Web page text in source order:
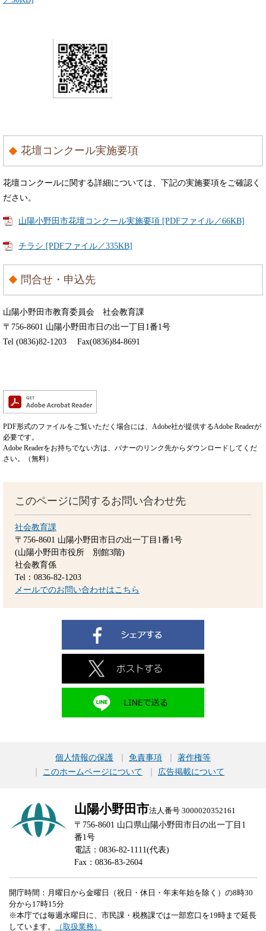
花壇コンクール実施要項
花壇コンクールに関する詳細については、下記の実施要項をご確認く
ださい。
山陽小野田市花壇コンクール実施要項 [PDFファイル／66KB]
チラシ [PDFファイル／335KB]
問合せ・申込先
山陽小野田市教育委員会 社会教育課
〒756-8601 山陽小野田市日の出一丁目1番1号
Tel (0836)82-1203 Fax(0836)84-8691
PDF形式のファイルをご覧いただく場合には、Adobe社が提供するAdobe Readerが
必要です。
Adobe Readerをお持ちでない方は、バナーのリンク先からダウンロードしてくだ
さい。（無料）
このページに関するお問い合わせ先
社会教育課
〒756-8601 山陽小野田市日の出一丁目1番1号
(山陽小野田市役所 別館3階)
社会教育係
Tel：0836-82-1203
メールでのお問い合わせはこちら
個人情報の保護 免責事項
著作権等
このホームページについて
広告掲載について
山陽小野田市法人番号 3000020352161
〒756-8601 山口県山陽小野田市日の出一丁目1
番1号
電話：0836-82-1111(代表)
Fax：0836-83-2604
開庁時間：月曜日から金曜日（祝日・休日・年末年始を除く）の8時30
分から17時15分
※本庁では毎週水曜日に、市民課・税務課では一部窓口を19時まで延長
しています。
（取扱業務）